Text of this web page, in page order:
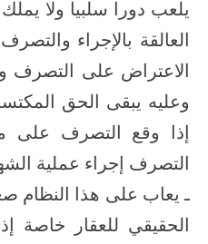
يلعب دورا سلبيا ولا
العالقة بالإجراء
الاعتراض على
وعليه يبقى الحق
إذا وقع التصرف على
التصرف إجراء عملية
ـ يعاب على هذا النظام
الحقيقي للعقار خاصة